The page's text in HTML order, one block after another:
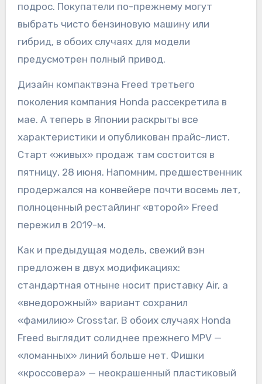
подрос. Покупатели по-прежнему могут
выбрать чисто бензиновую машину или
гибрид, в обоих случаях для модели
предусмотрен полный привод.
Дизайн компактвэна Freed третьего
поколения компания Honda рассекретила в
мае. А теперь в Японии раскрыты все
характеристики и опубликован прайс-лист.
Старт «живых» продаж там состоится в
пятницу, 28 июня. Напомним, предшественник
продержался на конвейере почти восемь лет,
полноценный рестайлинг «второй» Freed
пережил в 2019-м.
Как и предыдущая модель, свежий вэн
предложен в двух модификациях:
стандартная отныне носит приставку Air, а
«внедорожный» вариант сохранил
«фамилию» Crosstar. В обоих случаях Honda
Freed выглядит солиднее прежнего MPV —
«ломанных» линий больше нет. Фишки
«кроссовера» — неокрашенный пластиковый